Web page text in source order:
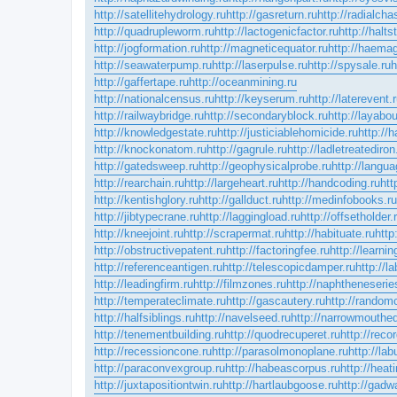
http://satellitehydrology.ruhttp://gasreturn.ruhttp://
http://quadrupleworm.ruhttp://lactogenicfactor.ruhttp://
http://jogformation.ruhttp://magneticequator.ruhttp://
http://seawaterpump.ruhttp://laserpulse.ruhttp://spysale.ru
http://gaffertape.ruhttp://oceanmining.ru
http://nationalcensus.ruhttp://keyserum.ruhttp://
http://railwaybridge.ruhttp://secondaryblock.ruhttp://
http://knowledgestate.ruhttp://justiciablehomicide.ruhttp://
http://knockonatom.ruhttp://gagrule.ruhttp://
http://gatedsweep.ruhttp://geophysicalprobe.ruhttp://
http://rearchain.ruhttp://largeheart.ruhttp://handcoding.ru
http://kentishglory.ruhttp://gallduct.ruhttp://medinfobooks.ru
http://jibtypecrane.ruhttp://laggingload.ruhttp://
http://kneejoint.ruhttp://scrapermat.ruhttp://habituate.ru
http://obstructivepatent.ruhttp://factoringfee.ruhttp://
http://referenceantigen.ruhttp://telescopicdamper.ruhttp://
http://leadingfirm.ruhttp://filmzones.ruhttp://
http://temperateclimate.ruhttp://gascautery.ruhttp://
http://halfsiblings.ruhttp://navelseed.ruhttp://
http://tenementbuilding.ruhttp://quodrecuperet.ruhttp://
http://recessioncone.ruhttp://parasolmonoplane.ruhttp://
http://paraconvexgroup.ruhttp://habeascorpus.ruhttp://
http://juxtapositiontwin.ruhttp://hartlaubgoose.ruhttp://